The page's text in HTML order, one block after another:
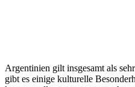
Argentinien gilt insgesamt als
gibt es einige kulturelle